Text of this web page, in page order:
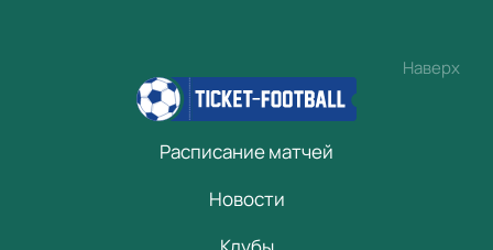
Наверх
Расписание матчей
Новости